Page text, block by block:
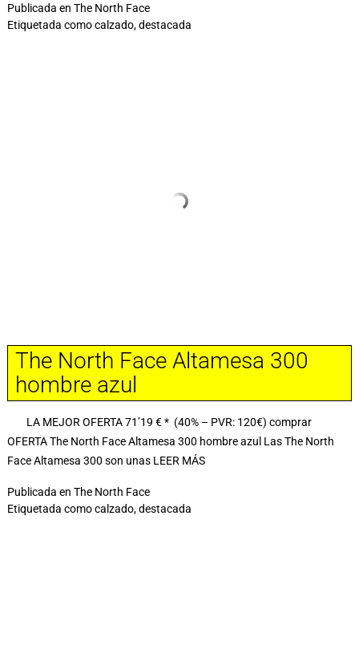
Publicada en The North Face
Etiquetada comocalzado,destacada
The North Face Altamesa 300
hombre azul
LA MEJOR OFERTA 71’19 € * (40% – PVR: 120€) comprar
OFERTA The North Face Altamesa 300 hombre azul Las The North
Face Altamesa 300 son unas LEER MÁS
Publicada en The North Face
Etiquetada comocalzado,destacada